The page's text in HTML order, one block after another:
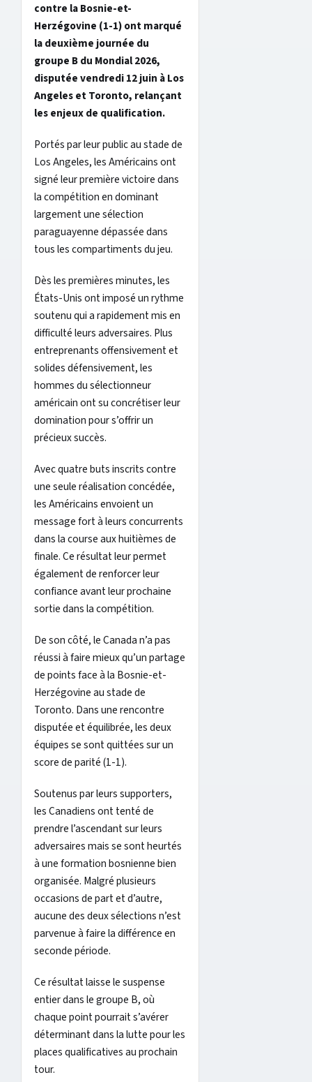
contre la Bosnie-et-
Herzégovine (1-1) ont marqué
la deuxième journée du
groupe B du Mondial 2026,
disputée vendredi 12 juin à Los
Angeles et Toronto, relançant
les enjeux de qualification.
Portés par leur public au stade de
Los Angeles, les Américains ont
signé leur première victoire dans
la compétition en dominant
largement une sélection
paraguayenne dépassée dans
tous les compartiments du jeu.
Dès les premières minutes, les
États-Unis ont imposé un rythme
soutenu qui a rapidement mis en
difficulté leurs adversaires. Plus
entreprenants offensivement et
solides défensivement, les
hommes du sélectionneur
américain ont su concrétiser leur
domination pour s’offrir un
précieux succès.
Avec quatre buts inscrits contre
une seule réalisation concédée,
les Américains envoient un
message fort à leurs concurrents
dans la course aux huitièmes de
finale. Ce résultat leur permet
également de renforcer leur
confiance avant leur prochaine
sortie dans la compétition.
De son côté, le Canada n’a pas
réussi à faire mieux qu’un partage
de points face à la Bosnie-et-
Herzégovine au stade de
Toronto. Dans une rencontre
disputée et équilibrée, les deux
équipes se sont quittées sur un
score de parité (1-1).
Soutenus par leurs supporters,
les Canadiens ont tenté de
prendre l’ascendant sur leurs
adversaires mais se sont heurtés
à une formation bosnienne bien
organisée. Malgré plusieurs
occasions de part et d’autre,
aucune des deux sélections n’est
parvenue à faire la différence en
seconde période.
Ce résultat laisse le suspense
entier dans le groupe B, où
chaque point pourrait s’avérer
déterminant dans la lutte pour les
places qualificatives au prochain
tour.